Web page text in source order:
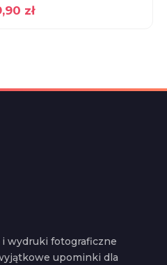
zł
wydruki fotograficzne
upominki dla